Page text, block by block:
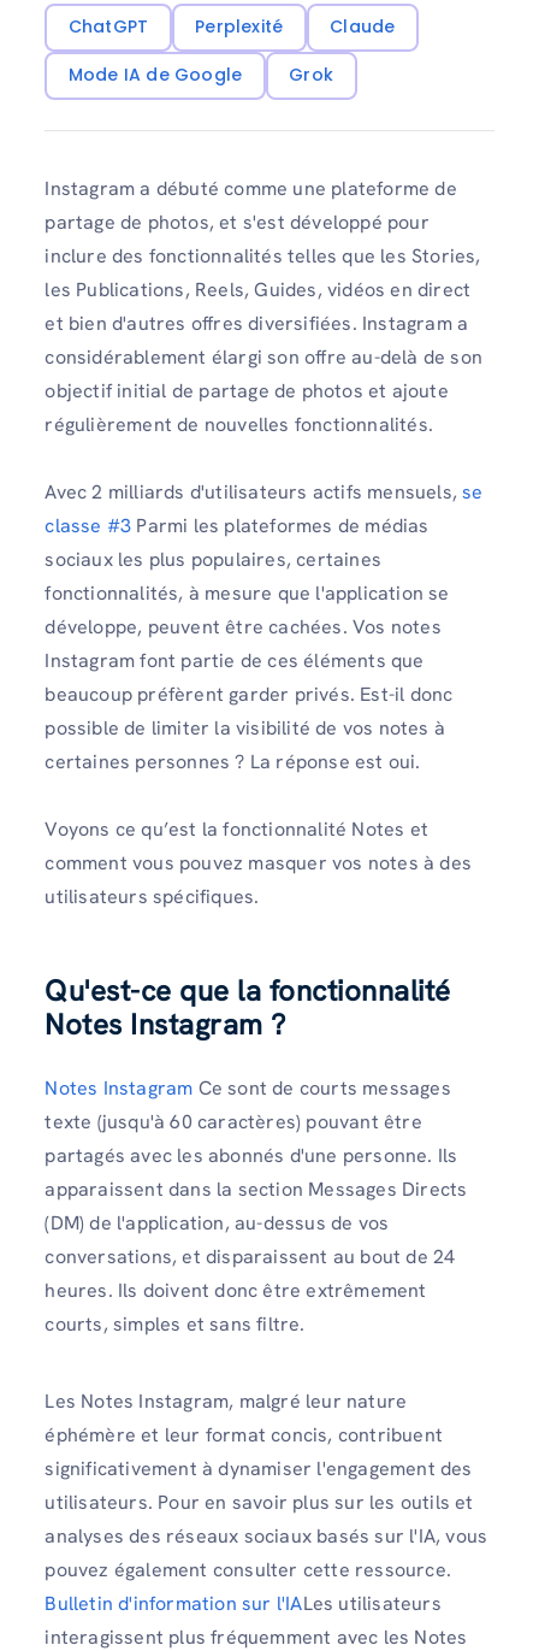
ChatGPT Perplexité
Claude
Mode IA de Google
Grok
Instagram a débuté comme une plateforme de
partage de photos, et s'est développé pour
inclure des fonctionnalités telles que les Stories,
les Publications, Reels, Guides, vidéos en direct
et bien d'autres offres diversifiées. Instagram a
considérablement élargi son offre au-delà de son
objectif initial de partage de photos et ajoute
régulièrement de nouvelles fonctionnalités.
Avec 2 milliards d'utilisateurs actifs mensuels,se
classe #3 Parmi les plateformes de médias
sociaux les plus populaires, certaines
fonctionnalités, à mesure que l'application se
développe, peuvent être cachées. Vos notes
Instagram font partie de ces éléments que
beaucoup préfèrent garder privés. Est-il donc
possible de limiter la visibilité de vos notes à
certaines personnes ? La réponse est oui.
Voyons ce qu’est la fonctionnalité Notes et
comment vous pouvez masquer vos notes à des
utilisateurs spécifiques.
Qu'est-ce que la fonctionnalité
Notes Instagram ?
Notes Instagram Ce sont de courts messages
texte (jusqu'à 60 caractères) pouvant être
partagés avec les abonnés d'une personne. Ils
apparaissent dans la section Messages Directs
(DM) de l'application, au-dessus de vos
conversations, et disparaissent au bout de 24
heures. Ils doivent donc être extrêmement
courts, simples et sans filtre.
Les Notes Instagram, malgré leur nature
éphémère et leur format concis, contribuent
significativement à dynamiser l'engagement des
utilisateurs. Pour en savoir plus sur les outils et
analyses des réseaux sociaux basés sur l'IA, vous
pouvez également consulter cette ressource.
Bulletin d'information sur l'IALes utilisateurs
interagissent plus fréquemment avec les Notes